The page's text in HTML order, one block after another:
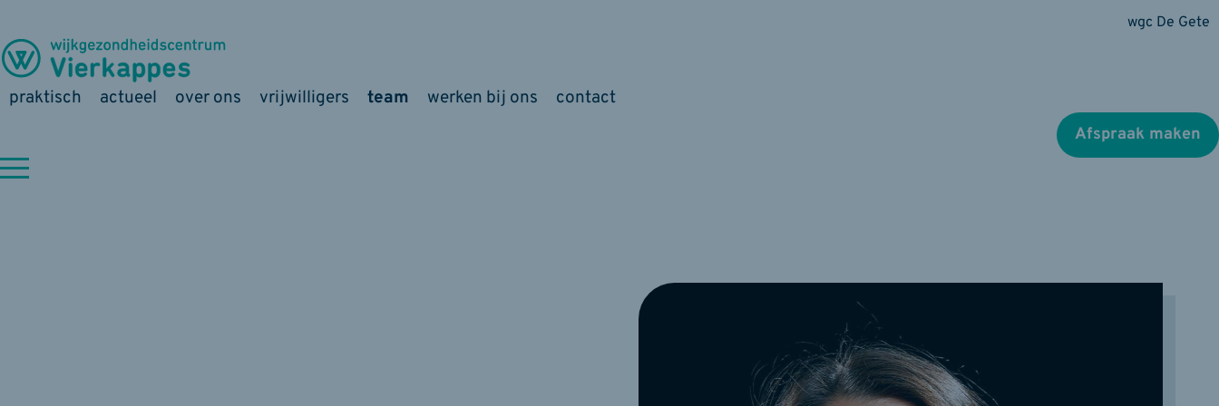
wgc De Gete
praktisch actueel over ons vrijwilligers team werken bij ons contact
Afspraak maken